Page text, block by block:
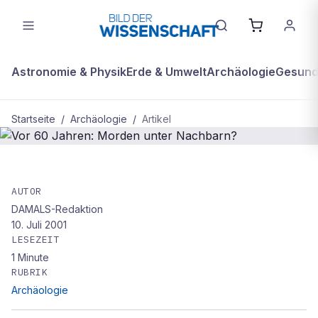
Astronomie & PhysikErde & UmweltArchäologie
Startseite / Archäologie / Artikel
Vor 60 Jahren: Morden unter
Nachbarn?
AUTOR
DAMALS-Redaktion
10. Juli 2001
LESEZEIT
1 Minute
RUBRIK
Archäologie